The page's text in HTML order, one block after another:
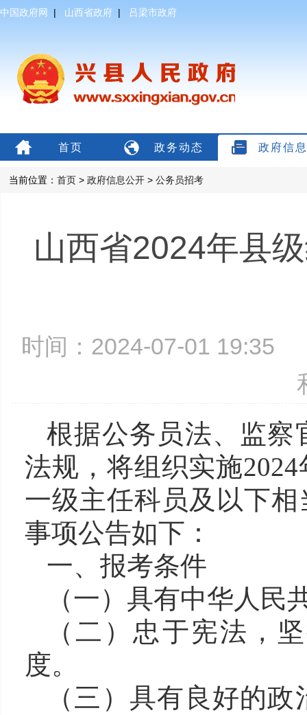
中国政府网 | 山西省政府 | 吕梁市政府
首页 政务动态 政府信
当前位置： 首页 > 政府信息公开 > 公务员招考
山西省2024年县
时间：2024-07-01
根据公务员法、监察
法规 ，将组织实施
一级主任科员及以下
事项公告如下：
一、报考条件
（一） 具有中华人民
（二） 忠于宪法，
度。
（三） 具有良好的政